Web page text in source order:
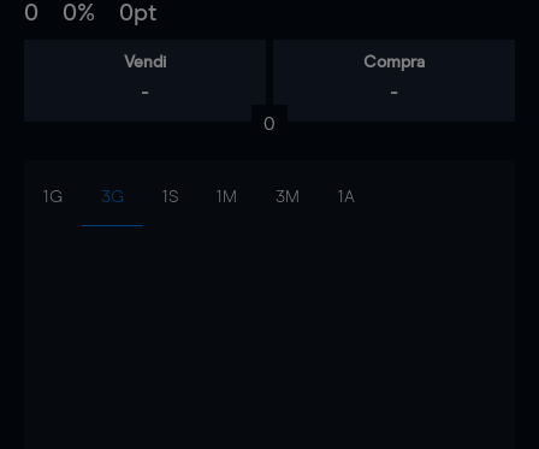
0 0% 0pt
Vendi
-
Compra
-
0
1G 3G 1S 1M 3M 1A